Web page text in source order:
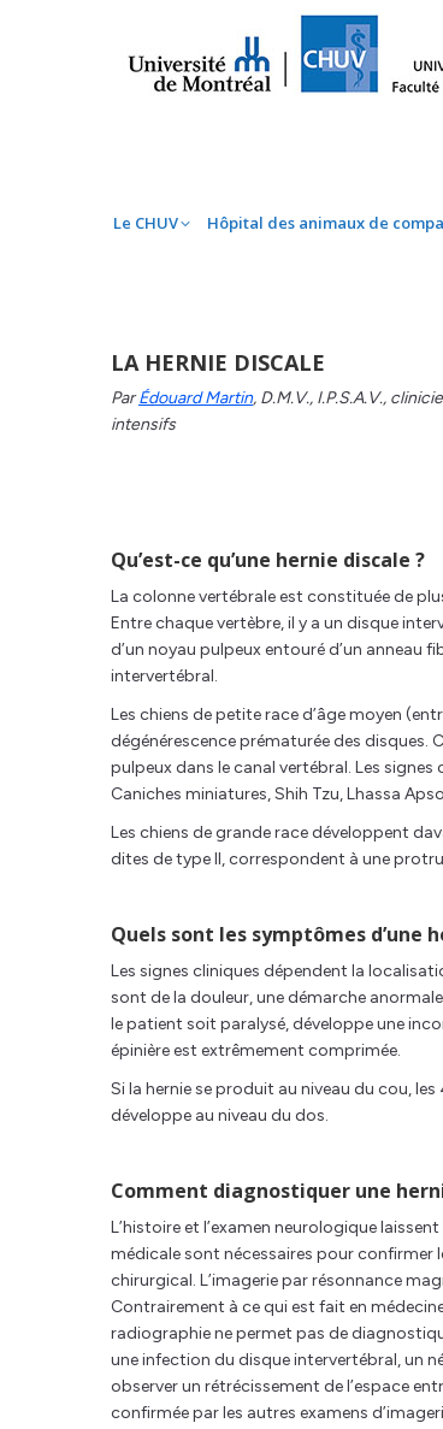
Le CHUV Hôpital des animaux de
LA HERNIE DISCALE
ParÉdouard Martin, D.M.V., I.P.S.A.V.,
intensifs
Qu’est-ce qu’une hernie discale ?
La colonne vertébrale est constituée de
Entre chaque vertèbre, il y a un disque
d’un noyau pulpeux entouré d’un anneau
intervertébral.
Les chiens de petite race d’âge moyen
dégénérescence prématurée des disques.
pulpeux dans le canal vertébral. Les
Caniches miniatures, Shih Tzu, Lhassa
Les chiens de grande race développent
dites de type II, correspondent à une
Quels sont les symptômes d’une
Les signes cliniques dépendent la
sont de la douleur, une démarche
le patient soit paralysé, développe une
épinière est extrêmement comprimée.
Si la hernie se produit au niveau du cou,
développe au niveau du dos.
Comment diagnostiquer une
L’histoire et l’examen neurologique
médicale sont nécessaires pour confirmer
chirurgical. L’imagerie par résonnance
Contrairement à ce qui est fait en
radiographie ne permet pas de
une infection du disque intervertébral, un
observer un rétrécissement de l’espace
confirmée par les autres examens
Le CHUV Hôpital des